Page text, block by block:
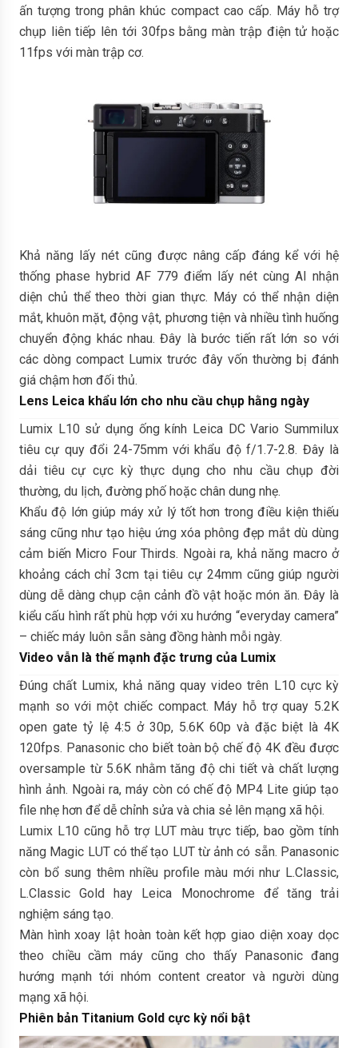
ấn tượng trong phân khúc compact cao cấp. Máy hỗ trợ
chụp liên tiếp lên tới 30fps bằng màn trập điện tử hoặc
11fps với màn trập cơ.
Khả năng lấy nét cũng được nâng cấp đáng kể với hệ
thống phase hybrid AF 779 điểm lấy nét cùng AI nhận
diện chủ thể theo thời gian thực. Máy có thể nhận diện
mắt, khuôn mặt, động vật, phương tiện và nhiều tình huống
chuyển động khác nhau. Đây là bước tiến rất lớn so với
các dòng compact Lumix trước đây vốn thường bị đánh
giá chậm hơn đối thủ.
Lens Leica khẩu lớn cho nhu cầu chụp hằng ngày
Lumix L10 sử dụng ống kính Leica DC Vario Summilux
tiêu cự quy đổi 24-75mm với khẩu độ f/1.7-2.8. Đây là
dải tiêu cự cực kỳ thực dụng cho nhu cầu chụp đời
thường, du lịch, đường phố hoặc chân dung nhẹ.
Khẩu độ lớn giúp máy xử lý tốt hơn trong điều kiện thiếu
sáng cũng như tạo hiệu ứng xóa phông đẹp mắt dù dùng
cảm biến Micro Four Thirds. Ngoài ra, khả năng macro ở
khoảng cách chỉ 3cm tại tiêu cự 24mm cũng giúp người
dùng dễ dàng chụp cận cảnh đồ vật hoặc món ăn. Đây là
kiểu cấu hình rất phù hợp với xu hướng “everyday camera”
– chiếc máy luôn sẵn sàng đồng hành mỗi ngày.
Video vẫn là thế mạnh đặc trưng của Lumix
Đúng chất Lumix, khả năng quay video trên L10 cực kỳ
mạnh so với một chiếc compact. Máy hỗ trợ quay 5.2K
open gate tỷ lệ 4:5 ở 30p, 5.6K 60p và đặc biệt là 4K
120fps. Panasonic cho biết toàn bộ chế độ 4K đều được
oversample từ 5.6K nhằm tăng độ chi tiết và chất lượng
hình ảnh. Ngoài ra, máy còn có chế độ MP4 Lite giúp tạo
file nhẹ hơn để dễ chỉnh sửa và chia sẻ lên mạng xã hội.
Lumix L10 cũng hỗ trợ LUT màu trực tiếp, bao gồm tính
năng Magic LUT có thể tạo LUT từ ảnh có sẵn. Panasonic
còn bổ sung thêm nhiều profile màu mới như L.Classic,
L.Classic Gold hay Leica Monochrome để tăng trải
nghiệm sáng tạo.
Màn hình xoay lật hoàn toàn kết hợp giao diện xoay dọc
theo chiều cầm máy cũng cho thấy Panasonic đang
hướng mạnh tới nhóm content creator và người dùng
mạng xã hội.
Phiên bản Titanium Gold cực kỳ nổi bật